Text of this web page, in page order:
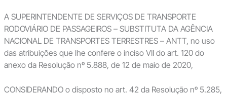
A SUPERINTENDENTE DE SERVIÇOS DE TRANSPORTE
RODOVIÁRIO DE PASSAGEIROS – SUBSTITUTA DA AGÊNCIA
NACIONAL DE TRANSPORTES TERRESTRES – ANTT, no uso
das atribuições que lhe confere o inciso VII do art. 120 do
anexo da Resolução nº 5.888, de 12 de maio de 2020,
CONSIDERANDO o disposto no art. 42 da Resolução nº 5.285,